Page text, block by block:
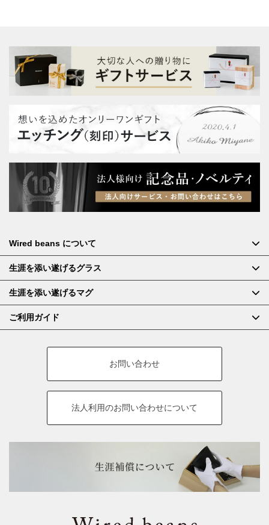
Wired beans について
生涯を添い遂げるグラス
生涯を添い遂げるマグ
ご利用ガイド
お問い合わせ
法人利用のお問い合わせについて